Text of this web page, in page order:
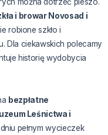
można dotrzeć pieszo.
i browar Novosad i
robione szkło i
Dla ciekawskich polecamy
historię wydobycia
bezpłatne
Leśnictwa i
pełnym wycieczek